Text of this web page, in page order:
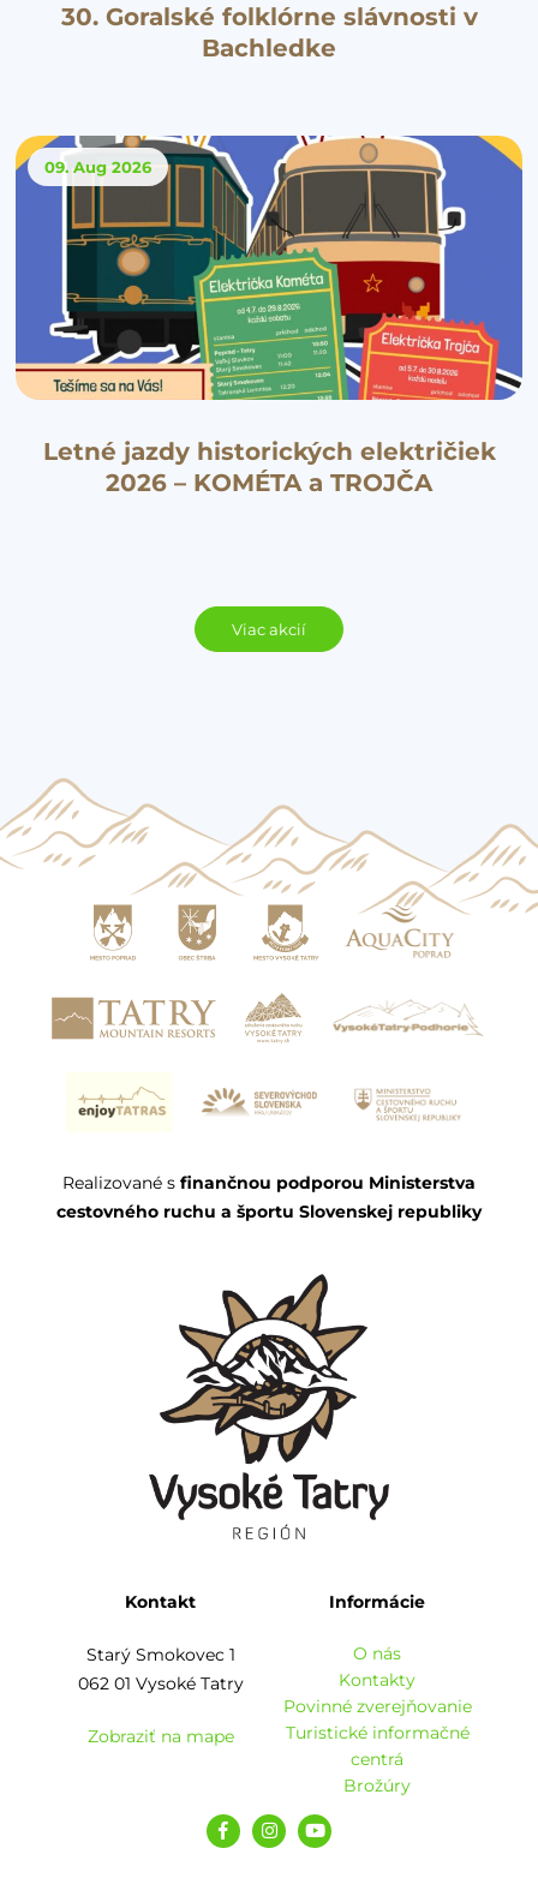
30. Goralské folklórne slávnosti v
Bachledke
09. Aug 2026
Letné jazdy historických električiek
2026 – KOMÉTA a TROJČA
Viac akcií
Realizované s finančnou podporou Ministerstva
cestovného ruchu a športu Slovenskej republiky
Kontakt
Starý Smokovec 1
062 01 Vysoké Tatry
Zobraziť na mape
Informácie
O nás
Kontakty
Povinné zverejňovanie
Turistické informačné
centrá
Brožúry